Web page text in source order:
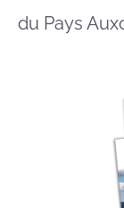
du Pays